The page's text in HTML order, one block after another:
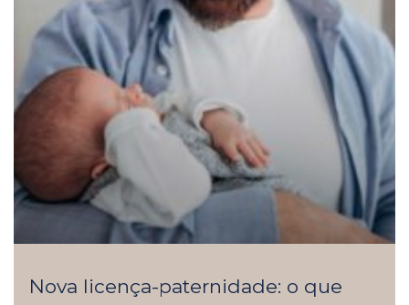
Nova licença-paternidade: o que